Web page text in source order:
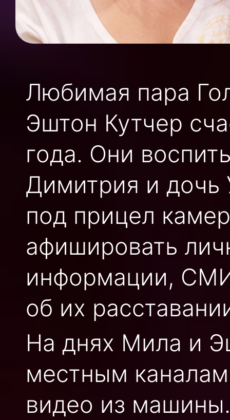
Любимая пара
Эштон Кутчер
года. Они
Димитрия и дочь
под прицел
афишировать
информации,
об их
На днях Мила и
местным
видео из